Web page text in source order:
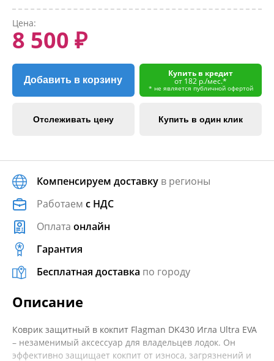
Цена:
8 500 ₽
Добавить в корзину
Купить в кредит
от 182 р./мес.*
* не является публичной офертой
Отслеживать цену Купить в один клик
Компенсируем доставку в регионы
Работаем с НДС
Оплата онлайн
Гарантия
Бесплатная доставка по городу
Описание
Коврик защитный в кокпит Flagman DK430 Игла Ultra EVA
– незаменимый аксессуар для владельцев лодок. Он
эффективно защищает кокпит от износа, загрязнений и